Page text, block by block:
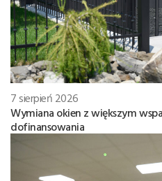
7 sierpień 2026
Wymiana okien z większym
dofinansowania